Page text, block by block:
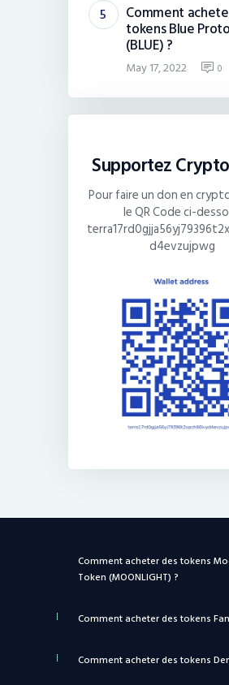
Comment
tokens Blue
(BLUE) ?
May 17, 2022 0
Supportez
Pour faire un don en
le QR Code ci-
d4evzujpwg
Comment acheter des tokens
Token (MOONLIGHT) ?
Comment acheter des tokens
Comment acheter des tokens